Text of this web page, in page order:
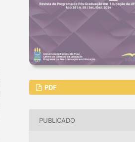
PDF
PUBLICADO